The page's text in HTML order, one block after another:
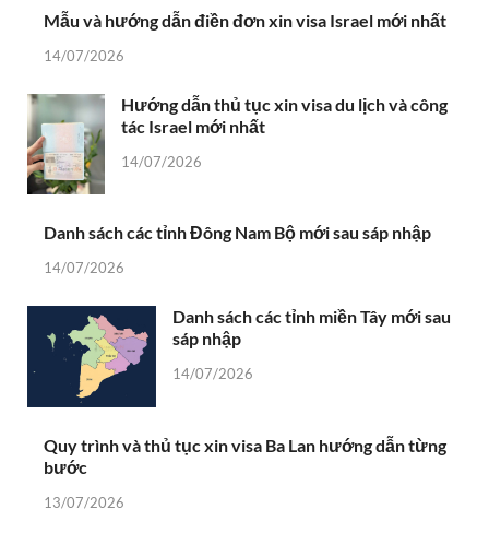
Mẫu và hướng dẫn điền đơn xin visa Israel mới nhất
14/07/2026
Hướng dẫn thủ tục xin visa du lịch và công
tác Israel mới nhất
14/07/2026
Danh sách các tỉnh Đông Nam Bộ mới sau sáp nhập
14/07/2026
Danh sách các tỉnh miền Tây mới sau
sáp nhập
14/07/2026
Quy trình và thủ tục xin visa Ba Lan hướng dẫn từng
bước
13/07/2026